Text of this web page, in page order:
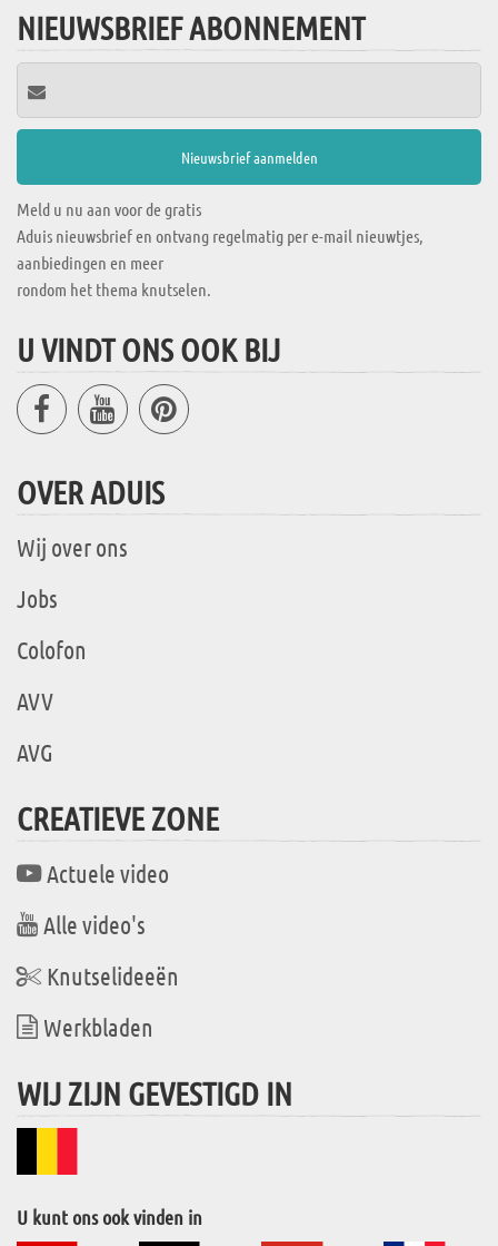
NIEUWSBRIEF ABONNEMENT
Meld u nu aan voor de gratis
Aduis nieuwsbrief en ontvang regelmatig per e-mail nieuwtjes,
aanbiedingen en meer
rondom het thema knutselen.
U VINDT ONS OOK BIJ
OVER ADUIS
Wij over ons
Jobs
Colofon
AVV
AVG
CREATIEVE ZONE
Actuele video
Alle video's
Knutselideeën
Werkbladen
WIJ ZIJN GEVESTIGD IN
U kunt ons ook vinden in